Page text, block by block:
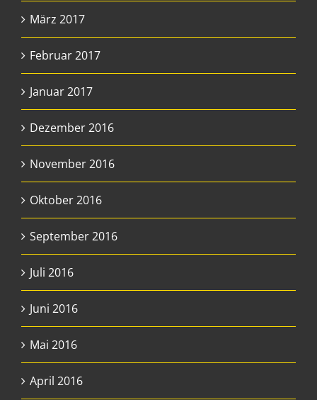
März 2017
Februar 2017
Januar 2017
Dezember 2016
November 2016
Oktober 2016
September 2016
Juli 2016
Juni 2016
Mai 2016
April 2016